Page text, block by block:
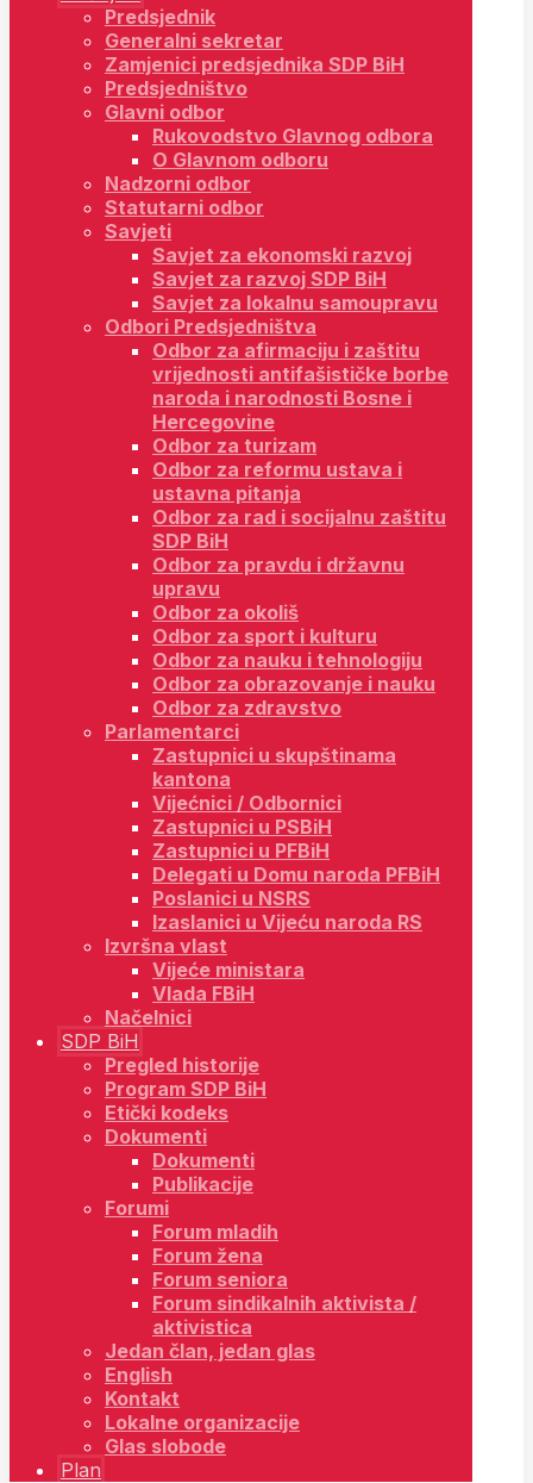
Predsjednik
Generalni sekretar
Zamjenici predsjednika SDP BiH
Predsjedništvo
Glavni odbor
Rukovodstvo Glavnog odbora
O Glavnom odboru
Nadzorni odbor
Statutarni odbor
Savjeti
Savjet za ekonomski razvoj
Savjet za razvoj SDP BiH
Savjet za lokalnu samoupravu
Odbori Predsjedništva
Odbor za afirmaciju i zaštitu
vrijednosti antifašističke borbe
naroda i narodnosti Bosne i
Hercegovine
Odbor za turizam
Odbor za reformu ustava i
ustavna pitanja
Odbor za rad i socijalnu zaštitu
SDP BiH
Odbor za pravdu i državnu
upravu
Odbor za okoliš
Odbor za sport i kulturu
Odbor za nauku i tehnologiju
Odbor za obrazovanje i nauku
Odbor za zdravstvo
Parlamentarci
Zastupnici u skupštinama
kantona
Vijećnici / Odbornici
Zastupnici u PSBiH
Zastupnici u PFBiH
Delegati u Domu naroda PFBiH
Poslanici u NSRS
Izaslanici u Vijeću naroda RS
Izvršna vlast
Vijeće ministara
Vlada FBiH
Načelnici
SDP BiH
Pregled historije
Program SDP BiH
Etički kodeks
Dokumenti
Dokumenti
Publikacije
Forumi
Forum mladih
Forum žena
Forum seniora
Forum sindikalnih aktivista /
aktivistica
Jedan član, jedan glas
English
Kontakt
Lokalne organizacije
Glas slobode
Plan